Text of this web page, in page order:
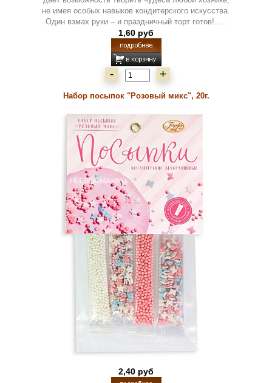
не имея особых навыков кондитерского искусства.
Один взмах руки – и праздничный торт готов!.....
1,60 руб
- +
Набор посыпок "Розовый микс", 20г.
2,40 руб